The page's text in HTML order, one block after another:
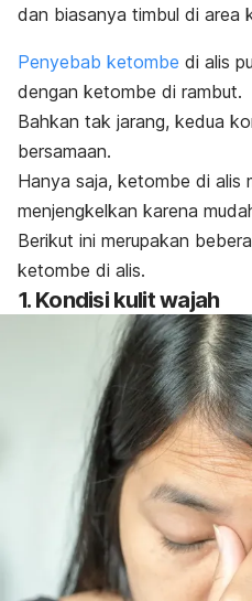
dan biasanya timbul di area
Penyebab ketombe di alis
dengan ketombe di rambut.
Bahkan tak jarang, kedua
bersamaan.
Hanya saja, ketombe di alis
menjengkelkan karena
Berikut ini merupakan
ketombe di alis.
1. Kondisi kulit wajah